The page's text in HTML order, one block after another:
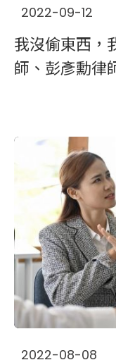
2022-09-12
我沒偷東西，
師、彭彥勳律
2022-08-08